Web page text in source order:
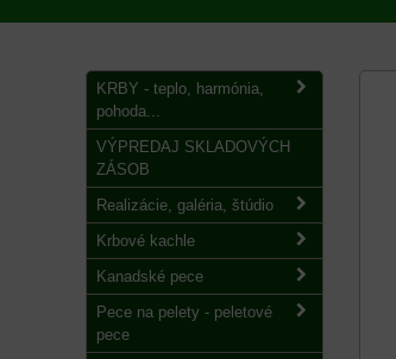
KRBY - teplo, harmónia,
pohoda...
VÝPREDAJ SKLADOVÝCH
ZÁSOB
Realizácie, galéria, štúdio
Krbové kachle
Kanadské pece
Pece na pelety - peletové
pece